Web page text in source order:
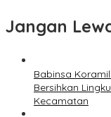
Jangan
Babinsa
Bersihkan
Kecamatan